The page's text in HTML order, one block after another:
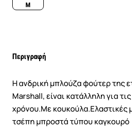
M
Περιγραφή
Η ανδρική μπλούζα φούτερ της
Marshall, είναι κατάλληλη για
χρόνου.Με κουκούλα.Ελαστικές
τσέπη μπροστά τύπου καγκουρό